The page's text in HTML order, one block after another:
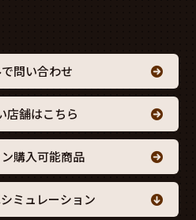
問い合わせ
店舗はこちら
購入可能商品
ミュレーション